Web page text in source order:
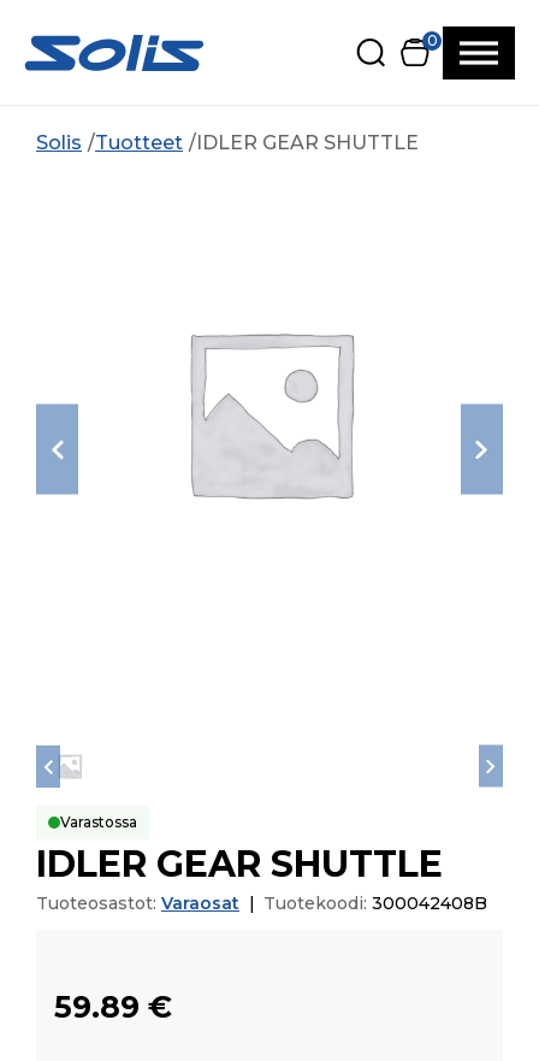
0
Solis Tuotteet IDLER GEAR SHUTTLE
Varastossa
IDLER GEAR SHUTTLE
Tuoteosastot: Varaosat Tuotekoodi: 300042408B
59.89 €